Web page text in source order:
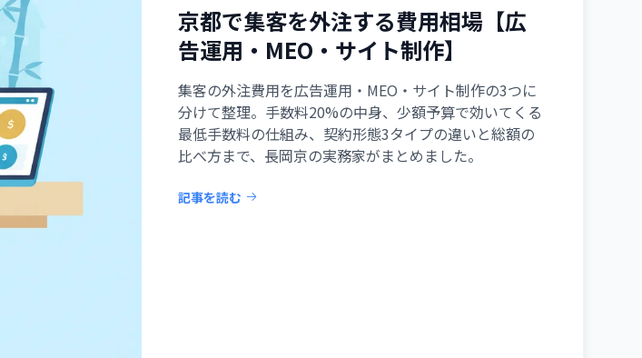
京都で集客を外注する費用相場【広
告運用・MEO・サイト制作】
集客の外注費用を広告運用・MEO・サイト制作の3つに
分けて整理。手数料20%の中身、少額予算で効いてくる
最低手数料の仕組み、契約形態3タイプの違いと総額の
比べ方まで、長岡京の実務家がまとめました。
記事を読む